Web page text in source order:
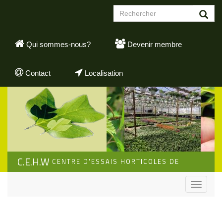
Formulaire
de
Qui sommes-nous? Devenir membre
Contact Localisation
C.E.H.W CENTRE D'ESSAIS HORTICOLES DE
Toggle